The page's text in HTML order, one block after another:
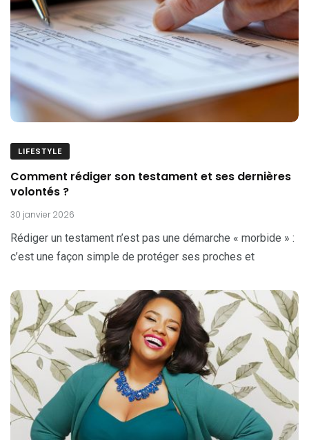
LIFESTYLE
Comment rédiger son testament et ses dernières
volontés ?
30 janvier 2026
Rédiger un testament n’est pas une démarche « morbide » :
c’est une façon simple de protéger ses proches et